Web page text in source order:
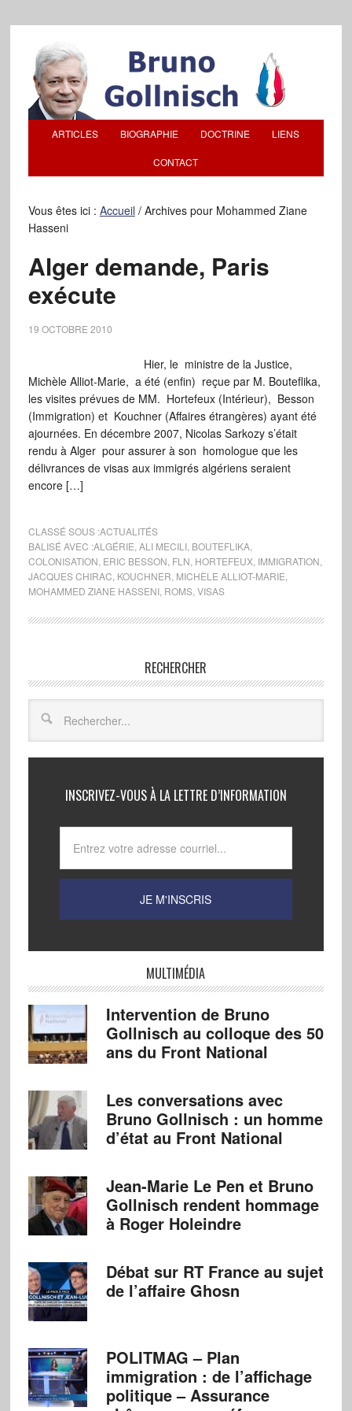
ARTICLES BIOGRAPHIE DOCTRINE LIENS
CONTACT
Vous êtes ici : Accueil /Archives pour Mohammed Ziane
Hasseni
Alger demande, Paris
exécute
19 OCTOBRE 2010
Hier, le ministre de la Justice,
Michèle Alliot-Marie, a été (enfin) reçue par M. Bouteflika,
les visites prévues de MM. Hortefeux (Intérieur), Besson
(Immigration) et Kouchner (Affaires étrangères) ayant été
ajournées. En décembre 2007, Nicolas Sarkozy s’était
rendu à Alger pour assurer à son homologue que les
délivrances de visas aux immigrés algériens seraient
encore […]
CLASSÉ SOUS :ACTUALITÉS
BALISÉ AVEC :ALGÉRIE ALI MECILI, BOUTEFLIKA,
COLONISATION ERIC BESSON FLN HORTEFEUX, IMMIGRATION
JACQUES CHIRAC KOUCHNER MICHÈLE ALLIOT-MARIE
MOHAMMED ZIANE HASSENI, ROMS, VISAS
RECHERCHER
INSCRIVEZ-VOUS À LA LETTRE D’INFORMATION
MULTIMÉDIA
Intervention de Bruno
Gollnisch au colloque des 50
ans du Front National
Les conversations avec
Bruno Gollnisch : un homme
d’état au Front National
Jean-Marie Le Pen et Bruno
Gollnisch rendent hommage
à Roger Holeindre
Débat sur RT France au sujet
de l’affaire Ghosn
POLITMAG – Plan
immigration : de l’affichage
politique – Assurance